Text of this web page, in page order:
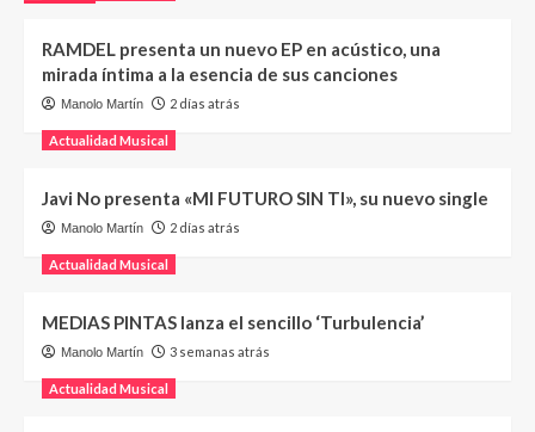
RAMDEL presenta un nuevo EP en acústico, una
mirada íntima a la esencia de sus canciones
Manolo Martín 2 días atrás
Actualidad Musical
Javi No presenta «MI FUTURO SIN TI», su nuevo single
Manolo Martín 2 días atrás
Actualidad Musical
MEDIAS PINTAS lanza el sencillo ‘Turbulencia’
Manolo Martín 3 semanas atrás
Actualidad Musical